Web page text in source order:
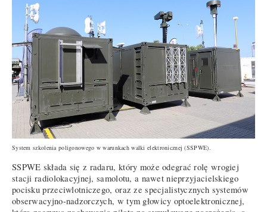
System szkolenia poligonowego w warunkach walki elektronicznej (SSPWE).
SSPWE składa się z radaru, który może odegrać rolę wrogiej
stacji radiolokacyjnej, samolotu, a nawet nieprzyjacielskiego
pocisku przeciwlotniczego, oraz ze specjalistycznych systemów
obserwacyjno-nadzorczych, w tym głowicy optoelektronicznej,